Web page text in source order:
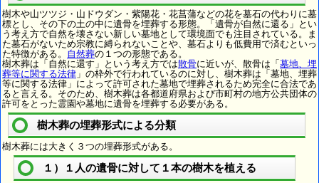
樹木や山ツツジ・山ドウダン・紫陽花・花菖蒲などの花を墓石の代わりに墓
標とし、その下の土の中に遺骨を埋葬する形態。「遺骨が自然に還る」とい
う考え方で自然を壊さない新しい墓地として環境面でも注目されている。ま
た墓石がないため宗教に縛られないことや、墓石よりも低費用で済むといっ
た特徴がある。 自然葬の１つの形態である。
樹木葬は「自然に還す」という考え方では散骨に近いが、散骨は「 墓地、埋
葬等に関する法律 」の枠外で行われているのに対し、樹木葬は「墓地、埋葬
等に関する法律」によって許可された墓地で埋葬されるため完全に合法であ
ると言える。そのため、樹木葬は各都道府県および市町村の地方公共団体の
許可をとった霊園や墓地に遺骨を埋葬する必要がある。
樹木葬の埋葬形式による分類
樹木葬には大きく３つの埋葬形式がある。
１）１人の遺骨に対して１本の樹木を植える